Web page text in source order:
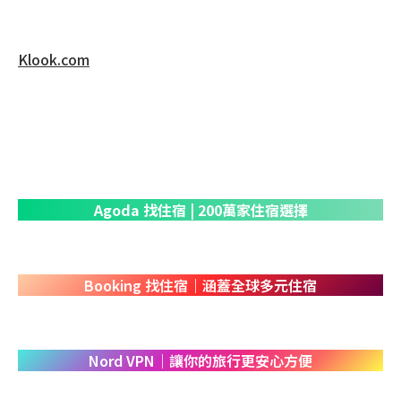
Klook.com
Agoda 找住宿 | 200萬家住宿選擇
Booking 找住宿｜涵蓋全球多元住宿
Nord VPN｜讓你的旅行更安心方便